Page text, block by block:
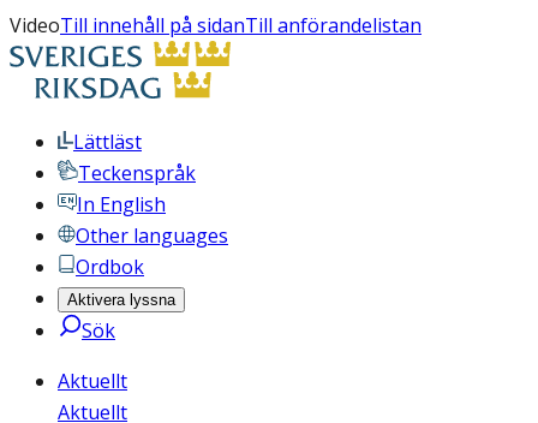
VideoTill innehåll på sidanTill anförandelistan
Lättläst
Teckenspråk
In English
Other languages
Ordbok
Aktivera lyssna
Sök
Aktuellt
Aktuellt